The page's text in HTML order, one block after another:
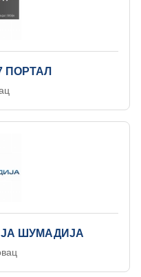
ПОРТАЛ
ШУМАДИЈА